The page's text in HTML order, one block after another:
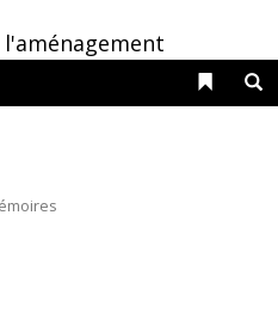
l'aménagement
Liens